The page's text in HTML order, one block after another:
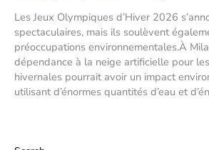
Les Jeux Olympiques d’Hiver 2026
spectaculaires, mais ils soulèvent
préoccupations environnementales.À
dépendance à la neige artificielle pour
hivernales pourrait avoir un impact
utilisant d’énormes quantités d’eau et